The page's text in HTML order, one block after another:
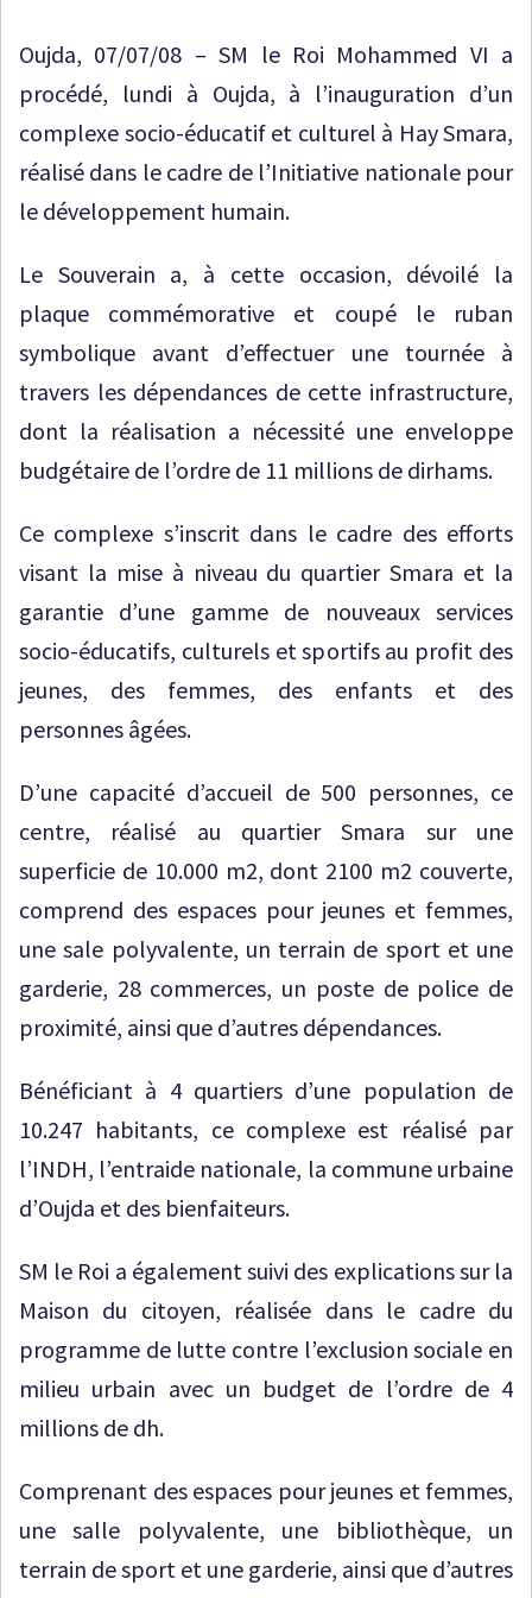
Oujda, 07/07/08 – SM le Roi Mohammed VI a
procédé, lundi à Oujda, à l’inauguration d’un
complexe socio-éducatif et culturel à Hay Smara,
réalisé dans le cadre de l’Initiative nationale pour
le développement humain.
Le Souverain a, à cette occasion, dévoilé la
plaque commémorative et coupé le ruban
symbolique avant d’effectuer une tournée à
travers les dépendances de cette infrastructure,
dont la réalisation a nécessité une enveloppe
budgétaire de l’ordre de 11 millions de dirhams.
Ce complexe s’inscrit dans le cadre des efforts
visant la mise à niveau du quartier Smara et la
garantie d’une gamme de nouveaux services
socio-éducatifs, culturels et sportifs au profit des
jeunes, des femmes, des enfants et des
personnes âgées.
D’une capacité d’accueil de 500 personnes, ce
centre, réalisé au quartier Smara sur une
superficie de 10.000 m2, dont 2100 m2 couverte,
comprend des espaces pour jeunes et femmes,
une sale polyvalente, un terrain de sport et une
garderie, 28 commerces, un poste de police de
proximité, ainsi que d’autres dépendances.
Bénéficiant à 4 quartiers d’une population de
10.247 habitants, ce complexe est réalisé par
l’INDH, l’entraide nationale, la commune urbaine
d’Oujda et des bienfaiteurs.
SM le Roi a également suivi des explications sur la
Maison du citoyen, réalisée dans le cadre du
programme de lutte contre l’exclusion sociale en
milieu urbain avec un budget de l’ordre de 4
millions de dh.
Comprenant des espaces pour jeunes et femmes,
une salle polyvalente, une bibliothèque, un
terrain de sport et une garderie, ainsi que d’autres